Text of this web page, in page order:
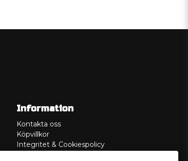
Information
Kontakta oss
Köpvillkor
Integritet & Cookiespolicy